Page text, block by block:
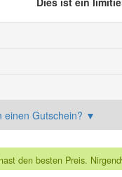
einen Gutschein? ▼
den besten Preis.